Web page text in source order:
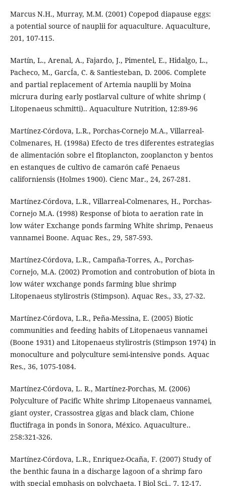
Marcus N.H., Murray, M.M. (2001) Copepod diapause eggs:
a potential source of nauplii for aquaculture. Aquaculture,
201, 107-115.
Martín, L., Arenal, A., Fajardo, J., Pimentel, E., Hidalgo, L.,
Pacheco, M., GarcÍa, C. & Santiesteban, D. 2006. Complete
and partial replacement of Artemia nauplii by Moina
micrura during early postlarval culture of white shrimp (
Litopenaeus schmitti).. Aquaculture Nutrition, 12:89-96
Martínez-Córdova, L.R., Porchas-Cornejo M.A., Villarreal-
Colmenares, H. (1998a) Efecto de tres diferentes estrategias
de alimentación sobre el fitoplancton, zooplancton y bentos
en estanques de cultivo de camarón café Penaeus
californiensis (Holmes 1900). Cienc Mar., 24, 267-281.
Martínez-Córdova, L.R., Villarreal-Colmenares, H., Porchas-
Cornejo M.A. (1998) Response of biota to aeration rate in
low wáter Exchange ponds farming White shrimp, Penaeus
vannamei Boone. Aquac Res., 29, 587-593.
Martínez-Córdova, L.R., Campaña-Torres, A., Porchas-
Cornejo, M.A. (2002) Promotion and controbution of biota in
low wáter wxchange ponds farming blue shrimp
Litopenaeus stylirostris (Stimpson). Aquac Res., 33, 27-32.
Martínez-Córdova, L.R., Peña-Messina, E. (2005) Biotic
communities and feeding habits of Litopenaeus vannamei
(Boone 1931) and Litopenaeus stylirostris (Stimpson 1974) in
monoculture and polyculture semi-intensive ponds. Aquac
Res., 36, 1075-1084.
Martínez-Córdova, L. R., Martínez-Porchas, M. (2006)
Polyculture of Pacific White shrimp Litopenaeus vannamei,
giant oyster, Crassostrea gigas and black clam, Chione
fluctifraga in ponds in Sonora, México. Aquaculture..
258:321-326.
Martínez-Córdova, L.R., Enriquez-Ocaña, F. (2007) Study of
the benthic fauna in a discharge lagoon of a shrimp faro
with special emphasis on polychaeta. J Biol Sci., 7, 12-17.